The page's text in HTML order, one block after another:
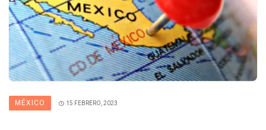
MÉXICO 15 FEBRERO, 2023